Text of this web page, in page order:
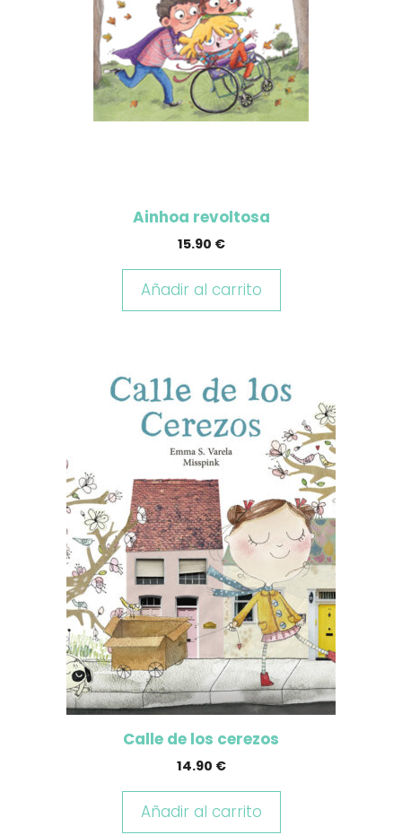
Ainhoa revoltosa
15.90 €
Añadir al carrito
Calle de los cerezos
14.90 €
Añadir al carrito